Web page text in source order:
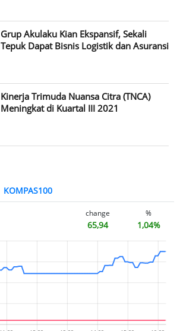
Grup Akulaku Kian Ekspansif, Sekali
Tepuk Dapat Bisnis Logistik dan Asuransi
Kinerja Trimuda Nuansa Citra (TNCA)
Meningkat di Kuartal III 2021
KOMPAS100
change
65,94
%
1,04%